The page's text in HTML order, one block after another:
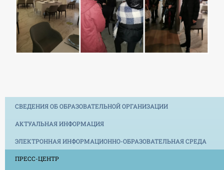
СВЕДЕНИЯ ОБ ОБРАЗОВАТЕЛЬНОЙ ОРГАНИЗАЦИИ
АКТУАЛЬНАЯ ИНФОРМАЦИЯ
ЭЛЕКТРОННАЯ ИНФОРМАЦИОННО-ОБРАЗОВАТЕЛЬНАЯ СРЕДА
ПРЕСС-ЦЕНТР